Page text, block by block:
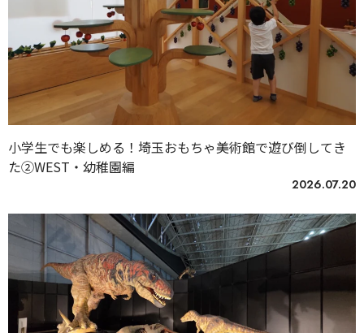
小学生でも楽しめる！埼玉おもちゃ美術館で遊び倒してき
た②WEST・幼稚園編
2026.07.20